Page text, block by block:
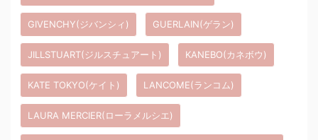
GIVENCHY(ジバンシィ) GUERLAIN(ゲラン)
JILLSTUART(ジルスチュアート) KANEBO(カネボウ)
KATE TOKYO(ケイト) LANCOME(ランコム)
LAURA MERCIER(ローラメルシエ)